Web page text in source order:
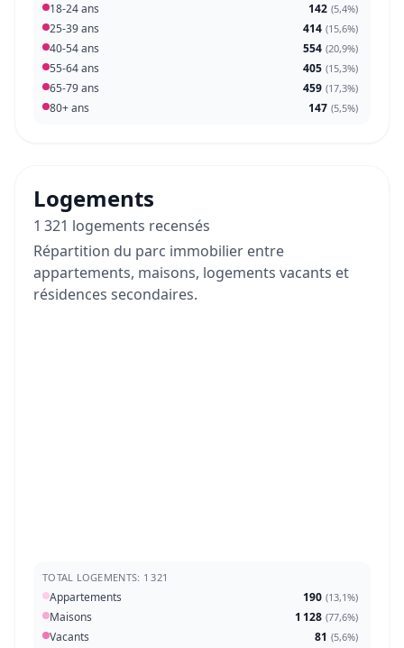
18-24 ans 142 (5,4%)
25-39 ans 414 (15,6%)
40-54 ans 554 (20,9%)
55-64 ans 405 (15,3%)
65-79 ans 459 (17,3%)
80+ ans 147 (5,5%)
Logements
1 321 logements recensés
Répartition du parc immobilier entre
appartements, maisons, logements vacants et
résidences secondaires.
TOTAL LOGEMENTS: 1 321
Appartements 190 (13,1%)
Maisons 1 128 (77,6%)
Vacants 81 (5,6%)